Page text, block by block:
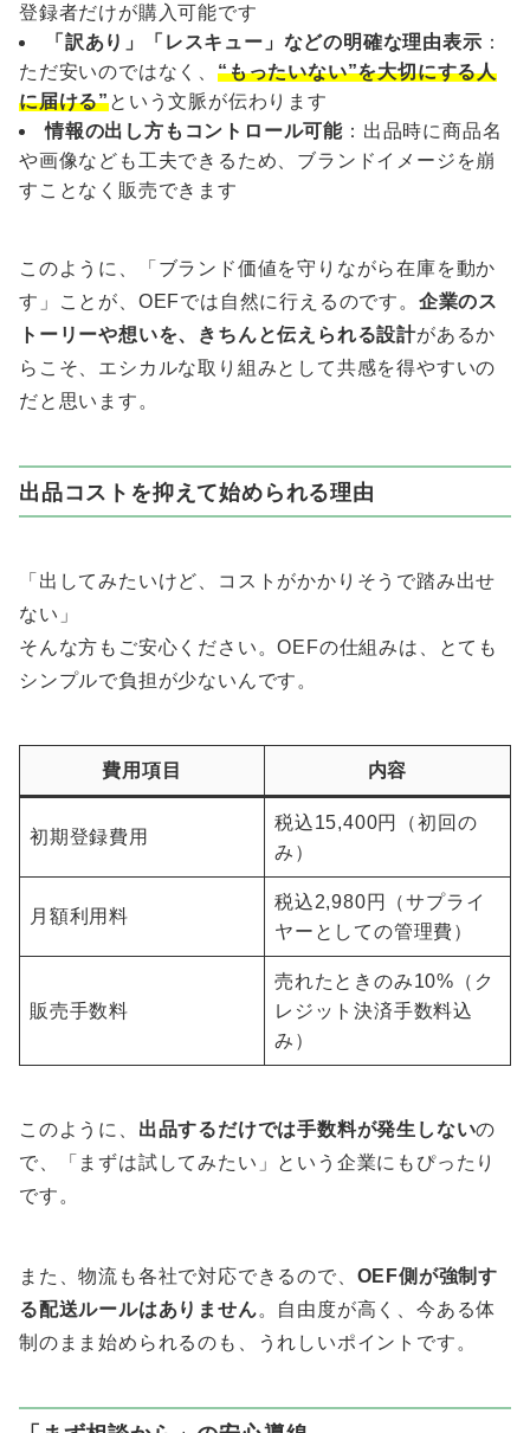
登録者だけが購入可能です
「訳あり」「レスキュー」などの明確な理由表示 ：
ただ安いのではなく、 “もったいない”を大切にする人
に届ける”という文脈が伝わります
情報の出し方もコントロール可能 ：出品時に商品名
や画像なども工夫できるため、ブランドイメージを崩
すことなく販売できます
このように、「ブランド価値を守りながら在庫を動か
す」ことが、OEFでは自然に行えるのです。 企業のス
トーリーや想いを、きちんと伝えられる設計があるか
らこそ、エシカルな取り組みとして共感を得やすいの
だと思います。
出品コストを抑えて始められる理由
「出してみたいけど、コストがかかりそうで踏み出せ
ない」
そんな方もご安心ください。OEFの仕組みは、とても
シンプルで負担が少ないんです。
費用項目 内容
初期登録費用
税込15,400円（初回の
み）
月額利用料
税込2,980円（サプライ
ヤーとしての管理費）
販売手数料
売れたときのみ10%（ク
レジット決済手数料込
み）
このように、 出品するだけでは手数料が発生しないの
で、「まずは試してみたい」という企業にもぴったり
です。
また、物流も各社で対応できるので、 OEF側が強制す
る配送ルールはありません。自由度が高く、今ある体
制のまま始められるのも、うれしいポイントです。